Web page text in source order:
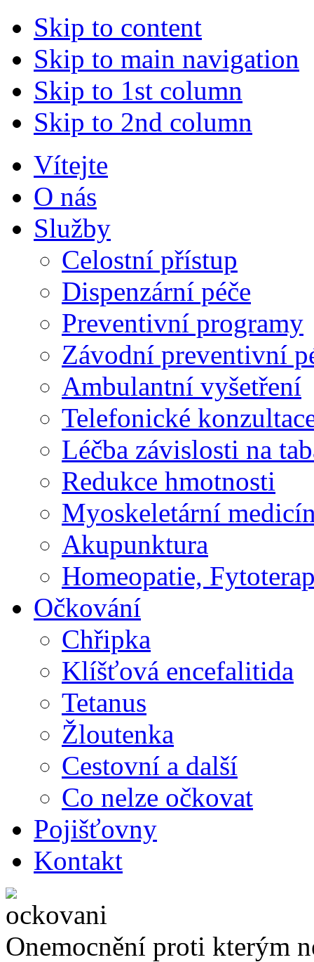
Skip to content
Skip to main navigation
Skip to 1st column
Skip to 2nd column
Vítejte
O nás
Služby
Celostní přístup
Dispenzární péče
Preventivní programy
Závodní preventivní
Ambulantní vyšetření
Telefonické
Léčba závislosti na
Redukce hmotnosti
Myoskeletární
Akupunktura
Homeopatie,
Očkování
Chřipka
Klíšťová encefalitida
Tetanus
Žloutenka
Cestovní a další
Co nelze očkovat
Pojišťovny
Kontakt
Onemocnění proti kterým